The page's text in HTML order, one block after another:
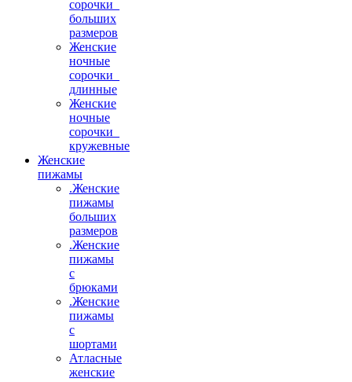
сорочки_
больших
размеров
Женские
ночные
сорочки_
длинные
Женские
ночные
сорочки_
кружевные
Женские
пижамы
.Женские
пижамы
больших
размеров
.Женские
пижамы
с
брюками
.Женские
пижамы
с
шортами
Атласные
женские